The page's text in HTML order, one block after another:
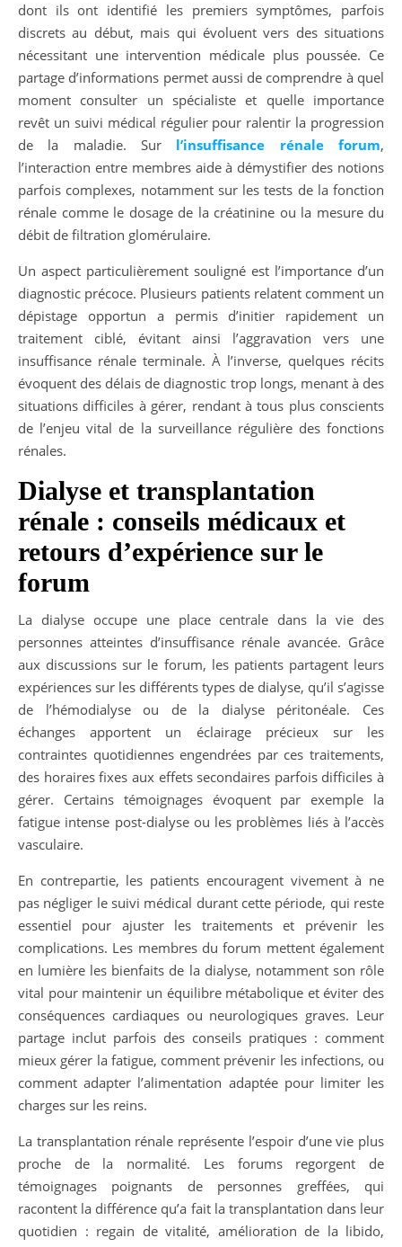
dont ils ont identifié les premiers symptômes, parfois
discrets au début, mais qui évoluent vers des situations
nécessitant une intervention médicale plus poussée. Ce
partage d’informations permet aussi de comprendre à quel
moment consulter un spécialiste et quelle importance
revêt un suivi médical régulier pour ralentir la progression
de la maladie. Sur l’insuffisance rénale forum,
l’interaction entre membres aide à démystifier des notions
parfois complexes, notamment sur les tests de la fonction
rénale comme le dosage de la créatinine ou la mesure du
débit de filtration glomérulaire.
Un aspect particulièrement souligné est l’importance d’un
diagnostic précoce. Plusieurs patients relatent comment un
dépistage opportun a permis d’initier rapidement un
traitement ciblé, évitant ainsi l’aggravation vers une
insuffisance rénale terminale. À l’inverse, quelques récits
évoquent des délais de diagnostic trop longs, menant à des
situations difficiles à gérer, rendant à tous plus conscients
de l’enjeu vital de la surveillance régulière des fonctions
rénales.
Dialyse et transplantation
rénale : conseils médicaux et
retours d’expérience sur le
forum
La dialyse occupe une place centrale dans la vie des
personnes atteintes d’insuffisance rénale avancée. Grâce
aux discussions sur le forum, les patients partagent leurs
expériences sur les différents types de dialyse, qu’il s’agisse
de l’hémodialyse ou de la dialyse péritonéale. Ces
échanges apportent un éclairage précieux sur les
contraintes quotidiennes engendrées par ces traitements,
des horaires fixes aux effets secondaires parfois difficiles à
gérer. Certains témoignages évoquent par exemple la
fatigue intense post-dialyse ou les problèmes liés à l’accès
vasculaire.
En contrepartie, les patients encouragent vivement à ne
pas négliger le suivi médical durant cette période, qui reste
essentiel pour ajuster les traitements et prévenir les
complications. Les membres du forum mettent également
en lumière les bienfaits de la dialyse, notamment son rôle
vital pour maintenir un équilibre métabolique et éviter des
conséquences cardiaques ou neurologiques graves. Leur
partage inclut parfois des conseils pratiques : comment
mieux gérer la fatigue, comment prévenir les infections, ou
comment adapter l’alimentation adaptée pour limiter les
charges sur les reins.
La transplantation rénale représente l’espoir d’une vie plus
proche de la normalité. Les forums regorgent de
témoignages poignants de personnes greffées, qui
racontent la différence qu’a fait la transplantation dans leur
quotidien : regain de vitalité, amélioration de la libido,